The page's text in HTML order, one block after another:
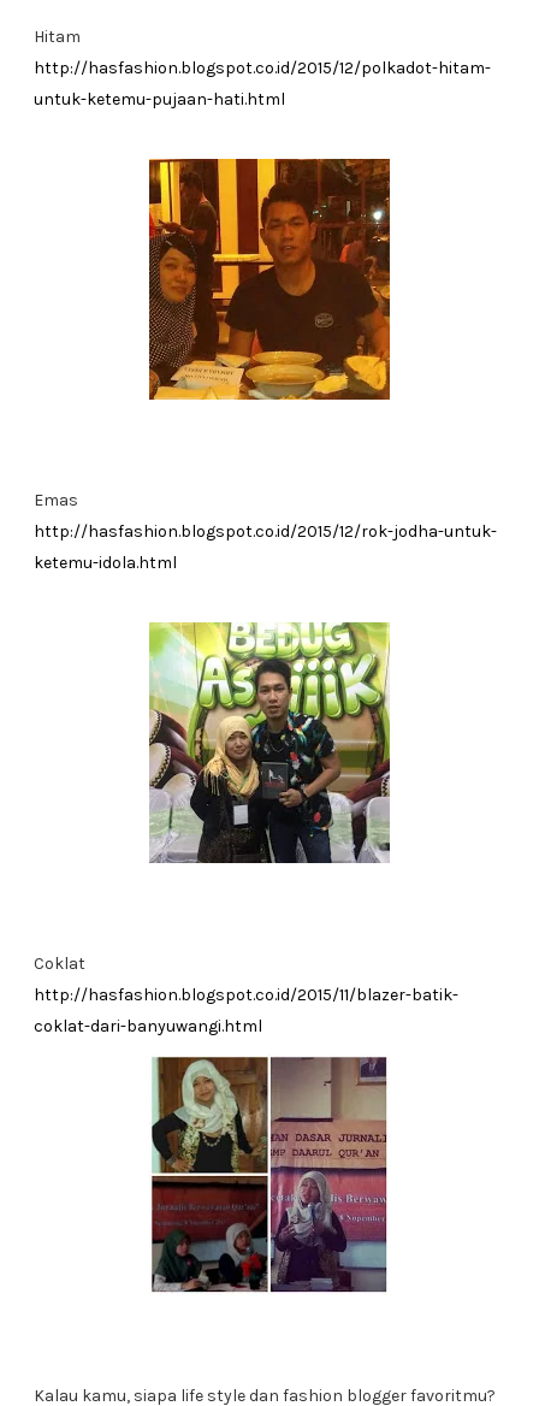
Hitam
http://hasfashion.blogspot.co.id/2015/12/polkadot-hitam-
untuk-ketemu-pujaan-hati.html
Emas
http://hasfashion.blogspot.co.id/2015/12/rok-jodha-untuk-
ketemu-idola.html
Coklat
http://hasfashion.blogspot.co.id/2015/11/blazer-batik-
coklat-dari-banyuwangi.html
Kalau kamu, siapa life style dan fashion blogger favoritmu?